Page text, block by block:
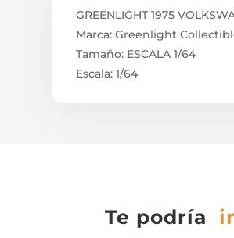
GREENLIGHT 1975
Marca: Greenlight
Tamaño: ESCALA 1/64
Escala: 1/64
Te podría